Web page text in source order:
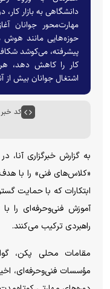
دانشگاهی به بازار
مهارت‌محور جوانان
حوزه‌هایی مانند هوش
پیشرفته، می‌کوشد
کار را کاهش دهد،
اشتغال جوانان بیش از
کد خبر :
به گزارش خبرگزاری آنا،
«کلاس‌های فنی» را با
ابتکارات که با حمایت
آموزش فنی‌وحرفه‌ای را
راهبردی ترکیب می‌کنند.
مقامات محلی پکن،
مؤسسات فنی‌وحرفه‌ای،